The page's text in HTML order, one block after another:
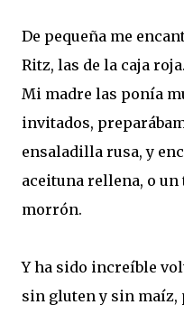
De pequeña me
Ritz, las de la caja roja.
Mi madre las ponía
invitados,
ensaladilla rusa, y
aceituna rellena, o
morrón.
Y ha sido increíble
sin gluten y sin maíz,